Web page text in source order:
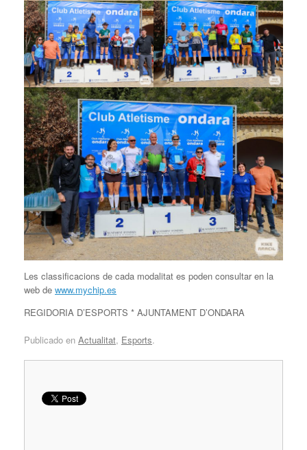
Les classificacions de cada modalitat es poden consultar en la
web de www.mychip.es
REGIDORIA D’ESPORTS * AJUNTAMENT D’ONDARA
Publicado en Actualitat, Esports.